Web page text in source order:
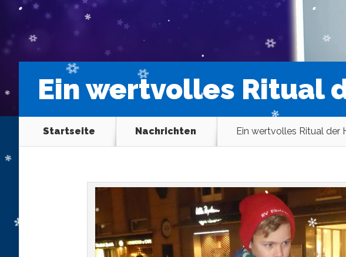
Ein wertvolles Ritual
Startseite Nachrichten Ein wertvolles Ritual der